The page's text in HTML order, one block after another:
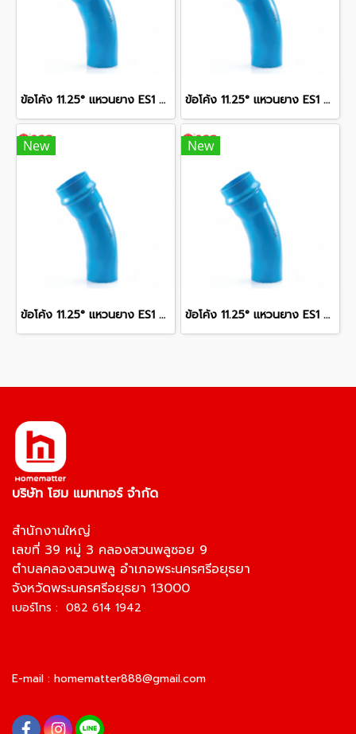
ข้อโค้ง 11.25° แหวนยาง ES1 SCG ขนาด 350 มม. (14 นิ้ว ) ชั้น 13.5 ข้อโค้ง 11.25° แหวนยาง ES1 SCG ขนาด 300 มม. (12 นิ้ว ) ชั้น 13.5
New
ข้อโค้ง 11.25° แหวนยาง ES1 SCG ขนาด 250 มม. (10 นิ้ว ) ชั้น 13.5
New
ข้อโค้ง 11.25° แหวนยาง ES1 SCG ขนาด 400 มม. (16 นิ้ว ) ชั้น 13.5
บริษัท โฮม แมทเทอร์ จำกัด
สำนักงานใหญ่
เลขที่ 39 หมู่ 3 คลองสวนพลูซอย 9
ตำบลคลองสวนพลู อำเภอพระนครศรีอยุธยา
จังหวัดพระนครศรีอยุธยา 13000
เบอร์โทร : 082 614 1942
E-mail : homematter888@gmail.com